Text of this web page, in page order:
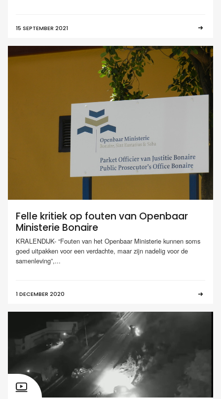
15 SEPTEMBER 2021
Felle kritiek op fouten van Openbaar
Ministerie Bonaire
KRALENDIJK- “Fouten van het Openbaar Ministerie kunnen soms
goed uitpakken voor een verdachte, maar zijn nadelig voor de
samenleving”,...
1 DECEMBER 2020